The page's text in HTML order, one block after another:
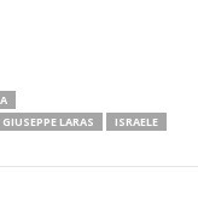
GIUSEPPE LARAS
ISRAELE